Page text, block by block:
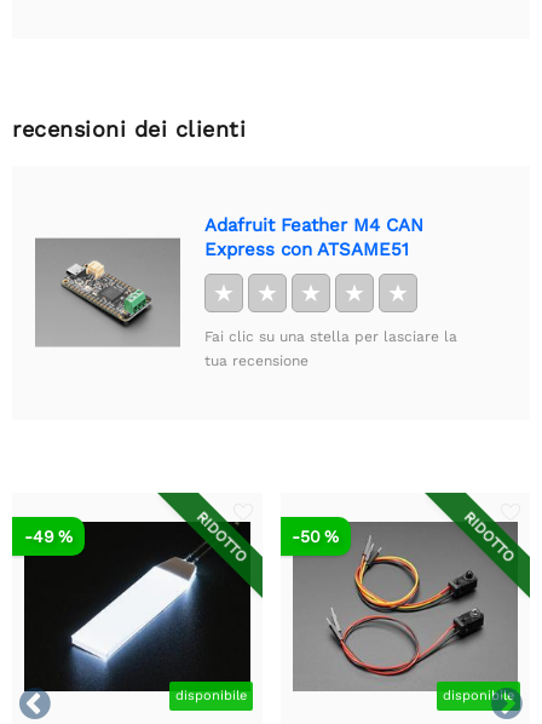
recensioni dei clienti
Adafruit Feather M4 CAN
Express con ATSAME51
★ ★ ★ ★ ★
Fai clic su una stella per lasciare la
tua recensione


RIDOTTO
disponibile
-49 % RIDOTTO
disponibile
-50 %